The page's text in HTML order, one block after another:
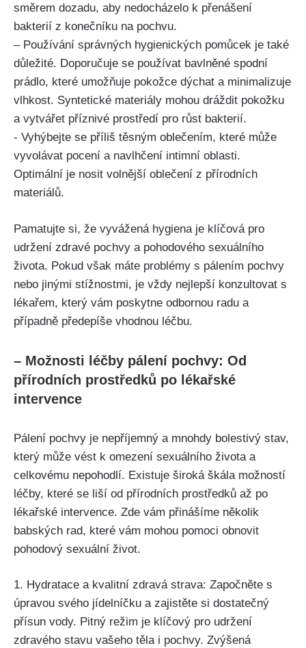
směrem dozadu,⁢ aby⁢ nedocházelo k ​přenášení
bakterií z ⁢konečníku na pochvu.
– Používání správných hygienických pomůcek je také
důležité. Doporučuje se používat⁤ bavlněné⁢ spodní
prádlo, které ⁣umožňuje ⁢pokožce dýchat a minimalizuje
vlhkost. ‌Syntetické⁢ materiály mohou ⁣dráždit pokožku
a vytvářet příznivé prostředí pro růst bakterií.
-⁣ Vyhýbejte se⁢ příliš těsným oblečením, které může
vyvolávat ​pocení ​a navlhčení intimní oblasti.
Optimální je⁢ nosit⁣ volnější ⁢oblečení z přírodních
materiálů.
Pamatujte si, že vyvážená hygiena je klíčová pro‍
udržení zdravé pochvy a pohodového‍ sexuálního
života. Pokud‍ však máte problémy s pálením pochvy‍
nebo jinými ⁤stížnostmi, ‍je vždy nejlepší⁢ konzultovat ​s
lékařem, ‌který vám ​poskytne odbornou radu a
⁢případně předepíše vhodnou léčbu.
– Možnosti léčby​ pálení​ pochvy: Od
přírodních prostředků po lékařské
intervence
Pálení‍ pochvy je nepříjemný ⁤a ⁢mnohdy‌ bolestivý stav,
který může vést‌ k omezení ⁢sexuálního života ⁤a
celkovému nepohodlí. Existuje široká ‌škála ⁢možností
léčby, které se liší od přírodních prostředků až po
lékařské intervence. Zde vám přinášíme několik
babských⁢ rad,​ které vám‍ mohou pomoci‌ obnovit
‍pohodový sexuální život.
1. Hydratace a‍ kvalitní⁤ zdravá strava: Započněte s
úpravou svého ⁢jídelníčku a ​zajistěte si‍ dostatečný
přísun⁣ vody.⁤ Pitný režim je klíčový pro ⁢udržení
zdravého stavu vašeho těla i ​pochvy. Zvýšená‍